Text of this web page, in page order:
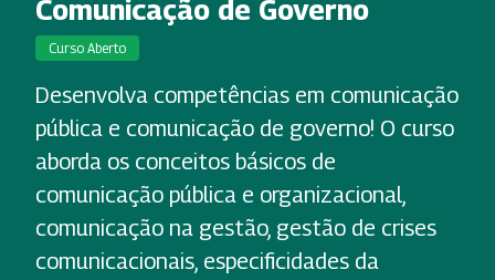
Comunicação de Governo
Curso Aberto
Desenvolva competências em comunicação
pública e comunicação de governo! O curso
aborda os conceitos básicos de
comunicação pública e organizacional,
comunicação na gestão, gestão de crises
comunicacionais, especificidades da